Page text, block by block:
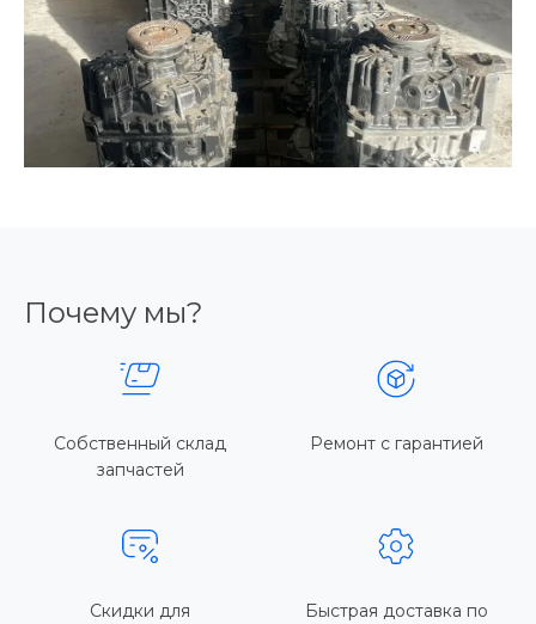
Почему мы?
Собственный склад
запчастей
Ремонт с гарантией
Скидки для
Быстрая доставка по